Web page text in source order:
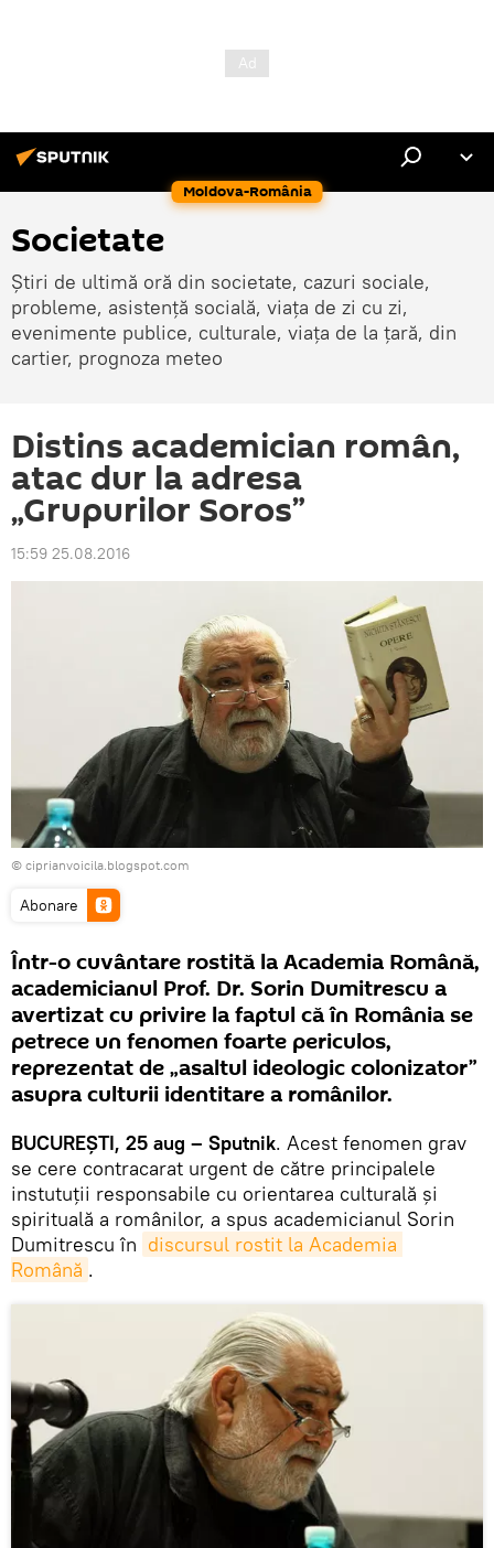
Moldova-România
Societate
Știri de ultimă oră din societate, cazuri sociale,
probleme, asistență socială, viața de zi cu zi,
evenimente publice, culturale, viața de la țară, din
cartier, prognoza meteo
Distins academician român,
atac dur la adresa
„Grupurilor Soros”
15:59 25.08.2016
© ciprianvoicila.blogspot.com
Abonare
Într-o cuvântare rostită la Academia Română,
academicianul Prof. Dr. Sorin Dumitrescu a
avertizat cu privire la faptul că în România se
petrece un fenomen foarte periculos,
reprezentat de „asaltul ideologic colonizator”
asupra culturii identitare a românilor.
BUCUREŞTI, 25 aug – Sputnik. Acest fenomen grav
se cere contracarat urgent de către principalele
instutuții responsabile cu orientarea culturală și
spirituală a românilor, a spus academicianul Sorin
Dumitrescu în discursul rostit la Academia
Română .